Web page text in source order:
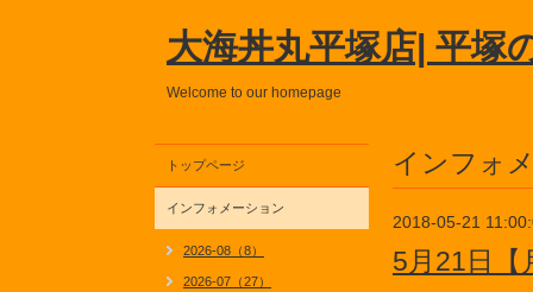
大海丼丸平塚店| 平塚
Welcome to our homepage
インフォ
2018-05-21
5月21日【
トップページ
インフォメーション
2026-08（8）
2026-07（27）